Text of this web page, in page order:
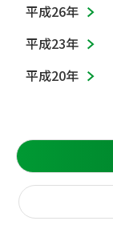
平成26年
平成23年
平成20年